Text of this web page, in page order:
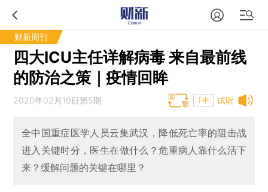
财新周刊
四大ICU主任详解病毒 来自最前线
的防治之策｜疫情回眸
试听
2020年02月10日第5期 T中
全中国重症医学人员云集武汉，降低死亡率的阻击战
进入关键时分，医生在做什么？危重病人靠什么活下
来？缓解问题的关键在哪里？